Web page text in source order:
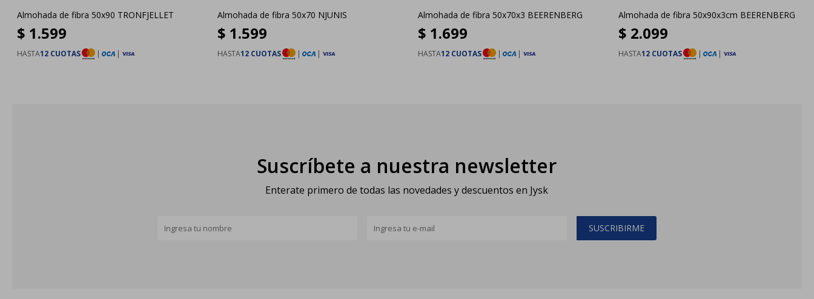
Almohada de fibra 50x90 TRONFJELLET
$ 1.599
HASTA12 CUOTAS | |
Almohada de fibra 50x70 NJUNIS
$ 1.599
HASTA12 CUOTAS | |
Almohada de fibra 50x70x3 BEERENBERG
$ 1.699
HASTA12 CUOTAS | |
Almohada de fibra 50x90x3cm BEERENBERG
$ 2.099
HASTA12 CUOTAS | |
Suscríbete a nuestra newsletter
Enterate primero de todas las novedades y descuentos en Jysk
SUSCRIBIRME